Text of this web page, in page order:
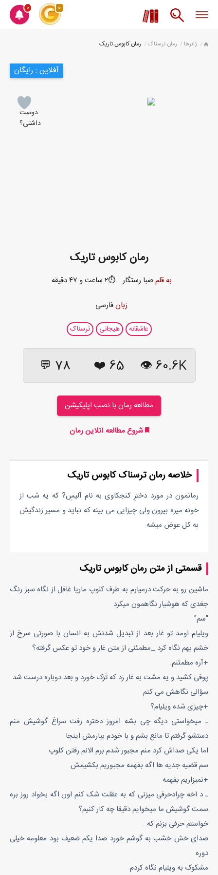
0 0
ژانرها رمان ترسناک رمان کابوس تاریک
آفلاین : رایگان
دوست
داشتی؟
رمان کابوس تاریک
به قلمصبا رستگار ⏱️۲ ساعت و ۴۷ دقیقه
زبانفارسی
عاشقانه هیجانی ترسناک
60.6K 👁
65
❤️
78 💬
مطالعه رمان با نصب اپلیکیشن
شروع مطالعه آنلاین رمان
خلاصه رمان ترسناک کابوس تاریک
رمانمون در مورد دخترِ کنجکاوی به نام آلیسِ? که یه شب از
خونه میره بیرون ولی چیزایی می بینه که نباید و مسیر زندگیش
به کل عوض میشه.
قسمتی از متن رمان کابوس تاریک
ماشین رو به حرکت درمیارم به طرف کلوپ ماریا غافل از نگاه سبز رنگ
جغدی که هوشیار نگاهمون میکرد
"سم"
ویلیام اومد تو غار بعد از تبدیل شدنش به انسان با صورتی سرخ از
خشم بهم نگاه کرد _مطمئنی از متن غار و خود تو عکس گرفته؟
+آره مطمئنم.
پوفی کشید و یه مشت به غار زد که تَرَک خورد و بعد دوباره درست شد
سؤالی نگاهش می کنم
+چیزی شده ویلیام؟
ـ میخواستی دیگه چی بشه امروز دختره رفت سراغ گوشیش منم
دستشو گرفتم تا مانع بشم و با خودم بیارمش اینجا
اما یکی صداش کرد منم مجبور شدم برم الانم رفتن کلوپ
سم قضیه جدیه ها اگه بفهمه مجبوریم بکشیمش
+نمیزاریم بفهمه
ـ د اخه چرادحرفی میزنی که به عقلت شک کنم اون اگه بخواد روز بره
سمت گوشیش ما میخوایم دقیقا چه کار کنیم؟
خواستم حرفی بزنم که...
صدای خش خشب به گوشم خورد صدا یکم ضعیف بود معلومه خیلی
دوره
مشکوک به ویلیام نگاه کردم